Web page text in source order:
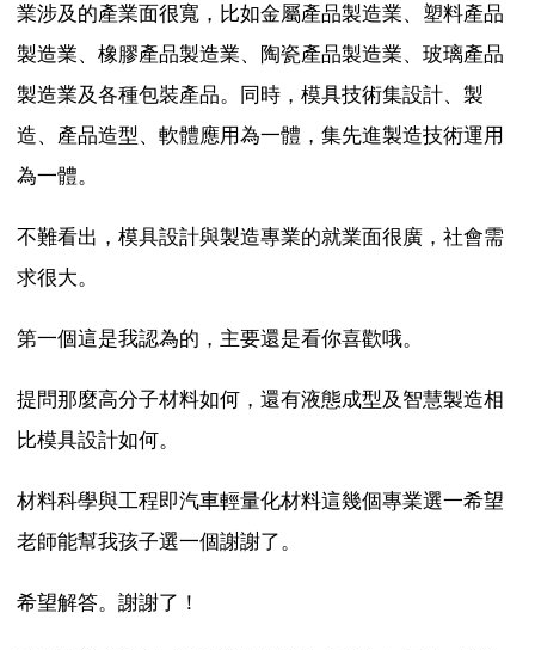
業涉及的產業面很寬，比如金屬產品製造業、塑料產品
製造業、橡膠產品製造業、陶瓷產品製造業、玻璃產品
製造業及各種包裝產品。同時，模具技術集設計、製
造、產品造型、軟體應用為一體，集先進製造技術運用
為一體。
不難看出，模具設計與製造專業的就業面很廣，社會需
求很大。
第一個這是我認為的，主要還是看你喜歡哦。
提問那麼高分子材料如何，還有液態成型及智慧製造相
比模具設計如何。
材料科學與工程即汽車輕量化材料這幾個專業選一希望
老師能幫我孩子選一個謝謝了。
希望解答。謝謝了！